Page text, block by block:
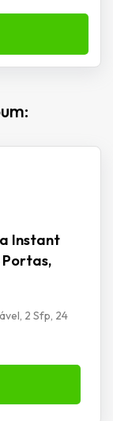
Instant
Portas,
2 Sfp, 24